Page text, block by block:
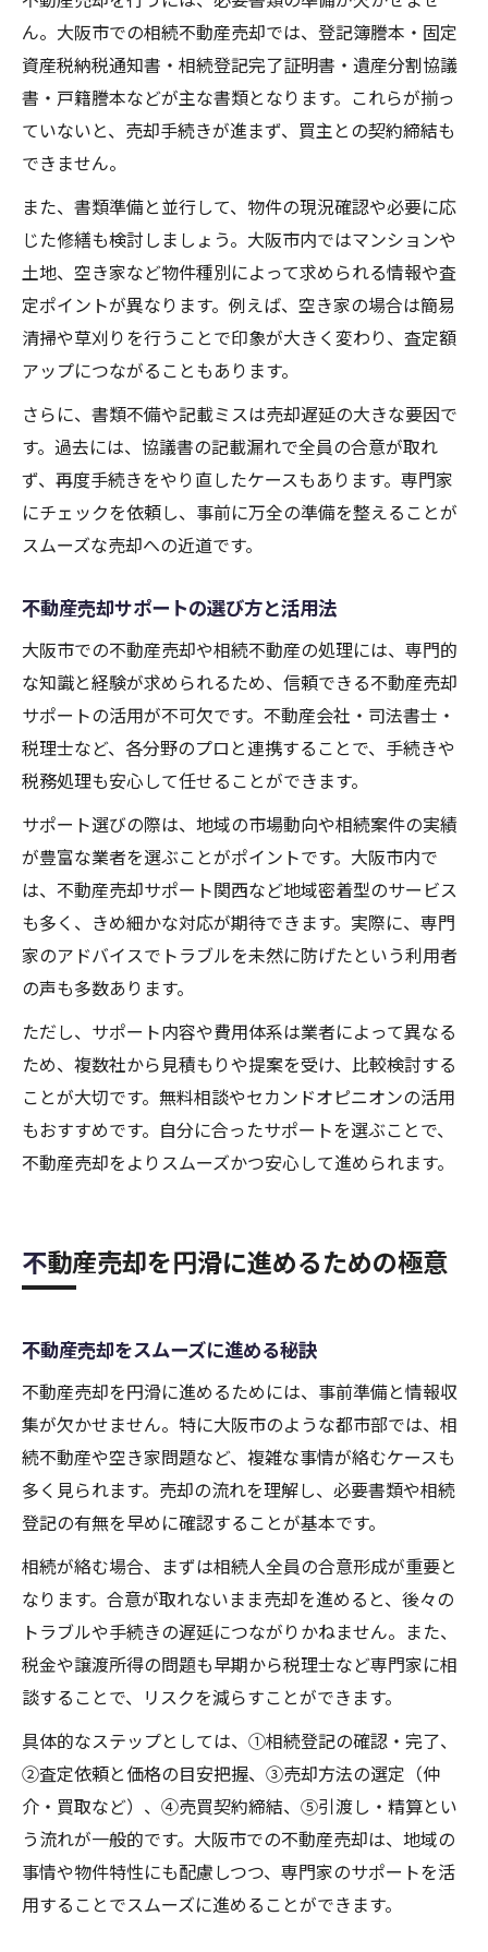
ん。大阪市での相続不動産売却では、登記簿謄本・固定
資産税納税通知書・相続登記完了証明書・遺産分割協議
書・戸籍謄本などが主な書類となります。これらが揃っ
ていないと、売却手続きが進まず、買主との契約締結も
できません。
また、書類準備と並行して、物件の現況確認や必要に応
じた修繕も検討しましょう。大阪市内ではマンションや
土地、空き家など物件種別によって求められる情報や査
定ポイントが異なります。例えば、空き家の場合は簡易
清掃や草刈りを行うことで印象が大きく変わり、査定額
アップにつながることもあります。
さらに、書類不備や記載ミスは売却遅延の大きな要因で
す。過去には、協議書の記載漏れで全員の合意が取れ
ず、再度手続きをやり直したケースもあります。専門家
にチェックを依頼し、事前に万全の準備を整えることが
スムーズな売却への近道です。
不動産売却サポートの選び方と活用法
大阪市での不動産売却や相続不動産の処理には、専門的
な知識と経験が求められるため、信頼できる不動産売却
サポートの活用が不可欠です。不動産会社・司法書士・
税理士など、各分野のプロと連携することで、手続きや
税務処理も安心して任せることができます。
サポート選びの際は、地域の市場動向や相続案件の実績
が豊富な業者を選ぶことがポイントです。大阪市内で
は、不動産売却サポート関西など地域密着型のサービス
も多く、きめ細かな対応が期待できます。実際に、専門
家のアドバイスでトラブルを未然に防げたという利用者
の声も多数あります。
ただし、サポート内容や費用体系は業者によって異なる
ため、複数社から見積もりや提案を受け、比較検討する
ことが大切です。無料相談やセカンドオピニオンの活用
もおすすめです。自分に合ったサポートを選ぶことで、
不動産売却をよりスムーズかつ安心して進められます。
不動産売却を円滑に進めるための極意
不動産売却をスムーズに進める秘訣
不動産売却を円滑に進めるためには、事前準備と情報収
集が欠かせません。特に大阪市のような都市部では、相
続不動産や空き家問題など、複雑な事情が絡むケースも
多く見られます。売却の流れを理解し、必要書類や相続
登記の有無を早めに確認することが基本です。
相続が絡む場合、まずは相続人全員の合意形成が重要と
なります。合意が取れないまま売却を進めると、後々の
トラブルや手続きの遅延につながりかねません。また、
税金や譲渡所得の問題も早期から税理士など専門家に相
談することで、リスクを減らすことができます。
具体的なステップとしては、①相続登記の確認・完了、
②査定依頼と価格の目安把握、③売却方法の選定（仲
介・買取など）、④売買契約締結、⑤引渡し・精算とい
う流れが一般的です。大阪市での不動産売却は、地域の
事情や物件特性にも配慮しつつ、専門家のサポートを活
用することでスムーズに進めることができます。